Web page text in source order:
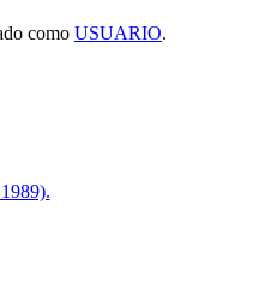
como USUARIO.